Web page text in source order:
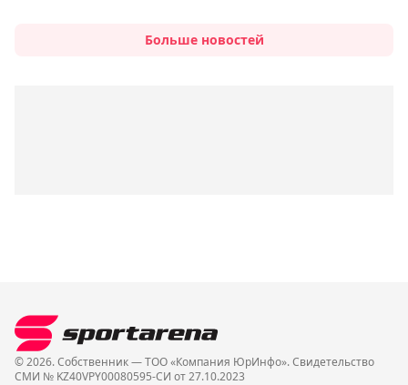
Больше новостей
© 2026. Собственник — ТОО «Компания ЮрИнфо». Cвидетельство
СМИ № KZ40VPY00080595-СИ от 27.10.2023